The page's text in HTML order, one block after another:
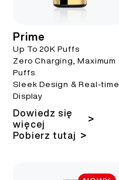
Prime
Up To 20K Puffs
Zero Charging, Maximum
Puffs
Sleek Design & Real-time
Display
Dowiedz się
więcej
>
Pobierz tutaj >